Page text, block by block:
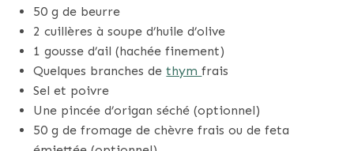
50 g de beurre
2 cuillères à soupe d’huile d’olive
1 gousse d’ail (hachée finement)
Quelques branches dethymfrais
Sel et poivre
Une pincée d’origan séché (optionnel)
50 g de fromage de chèvre frais ou de feta